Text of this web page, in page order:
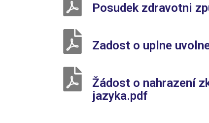
Posudek zdravotni
Zadost o uplne
Žádost o nahrazení
jazyka.pdf